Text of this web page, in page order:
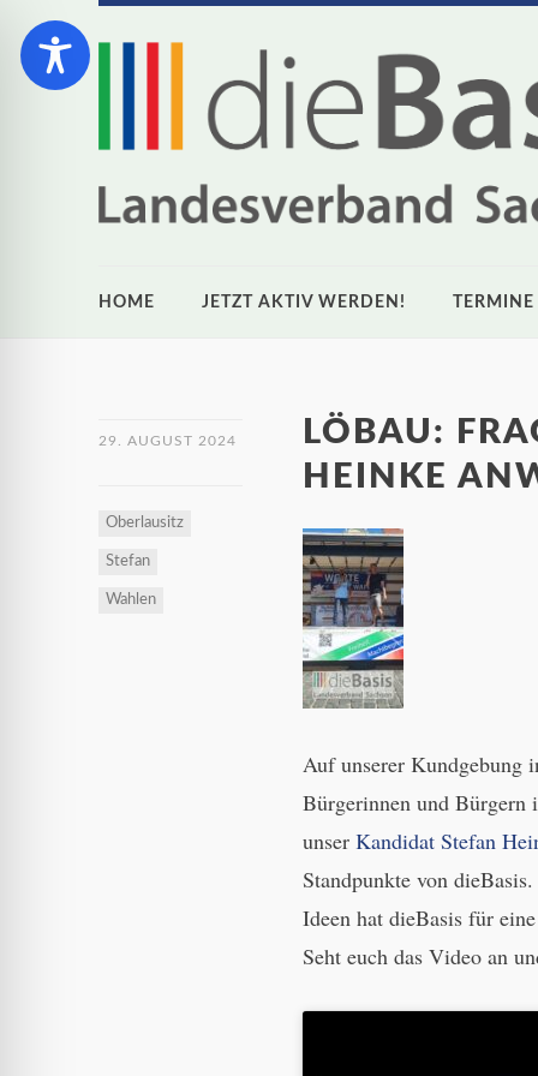
HOME JETZT AKTIV WERDEN! TERMINE
29. AUGUST 2024
Oberlausitz
Stefan
Wahlen
LÖBAU:
HEINKE
Auf unserer Kundgebung
Bürgerinnen und
unserKandidat Stefan
Standpunkte von
Ideen hat dieBasis für
Seht euch das Video an